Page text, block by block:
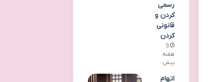
رسمی
کردن و
قانونی
کردن
3
هفته
پیش
اتهام